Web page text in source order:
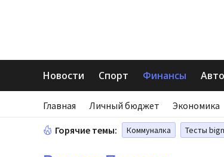
Новости Спорт Финансы Авто
Главная Личный бюджет Экономика
Горячие темы: Коммуналка Тесты